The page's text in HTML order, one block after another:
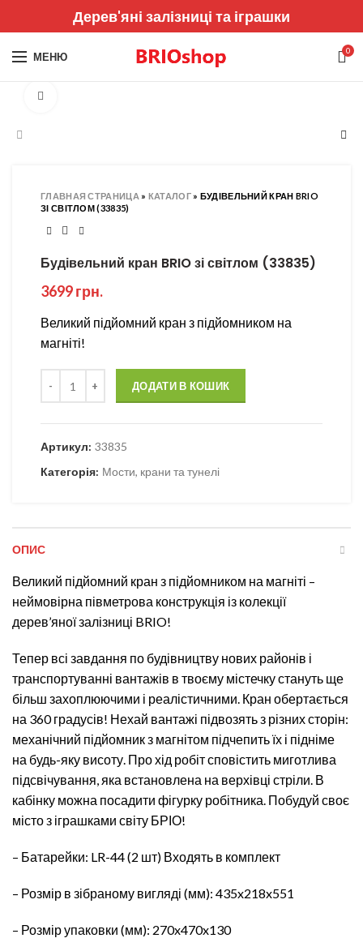
Дерев'яні залізниці та іграшки
МЕНЮ 0
ГЛАВНАЯ СТРАНИЦА » КАТАЛОГ» БУДІВЕЛЬНИЙ КРАН BRIO
ЗІ СВІТЛОМ (33835)
Будівельний кран BRIO зі світлом (33835)
3699грн.
Великий підйомний кран з підйомником на
магніті!
ДОДАТИ В КОШИК
Артикул: 33835
Категорія: Мости, крани та тунелі
ОПИС
Великий підйомний кран з підйомником на магніті –
неймовірна півметрова конструкція із колекції
дерев’яної залізниці BRIO!
Тепер всі завдання по будівництву нових районів і
транспортуванні вантажів в твоєму містечку стануть ще
більш захоплюючими і реалістичними. Кран обертається
на 360 градусів! Нехай вантажі підвозять з різних сторін:
механічний підйомник з магнітом підчепить їх і підніме
на будь-яку висоту. Про хід робіт сповістить миготлива
підсвічування, яка встановлена ​​на верхівці стріли. В
кабінку можна посадити фігурку робітника. Побудуй своє
місто з іграшками світу БРІО!
– Батарейки: LR-44 (2 шт) Входять в комплект
– Розмір в зібраному вигляді (мм): 435x218x551
– Розмір упаковки (мм): 270x470x130